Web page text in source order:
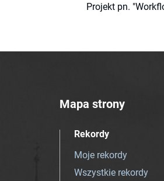
Projekt pn.
Mapa strony
Rekordy
Moje rekordy
Wszystkie rekordy